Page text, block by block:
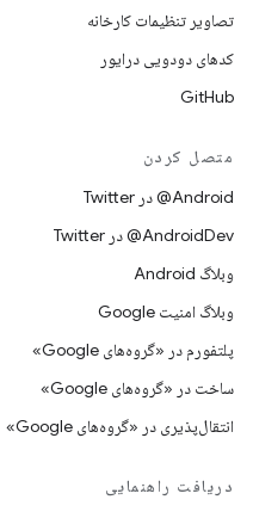
تصاویر تنظیمات کارخانه
کدهای دودویی درایور
GitHub
متصل کردن
Android@ در Twitter
AndroidDev@ در Twitter
وبلاگ Android
وبلاگ امنیت Google
پلتفورم در «گروه‌های Google»
ساخت در «گروه‌های Google»
انتقال‌پذیری در «گروه‌های Google»
دریافت راهنمایی